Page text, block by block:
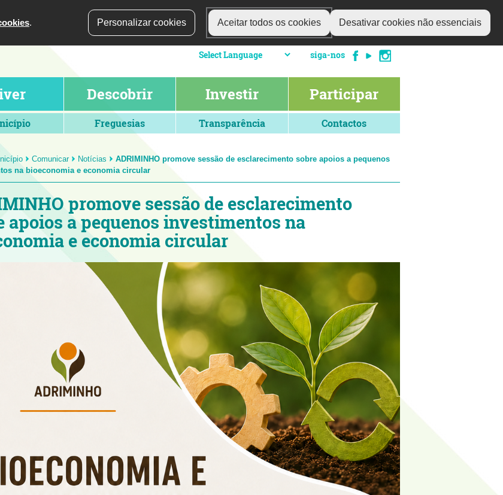
. Personalizar cookies Aceitar todos os cookies Desativar cookies não essenciais
siga-nos
Descobrir Investir Participar
Freguesias Transparência Contactos
Comunicar Notícias
ADRIMINHO promove sessão de esclarecimento sobre apoios a pequenos
na bioeconomia e economia circular
promove sessão de esclarecimento
apoios a pequenos investimentos na
e economia circular